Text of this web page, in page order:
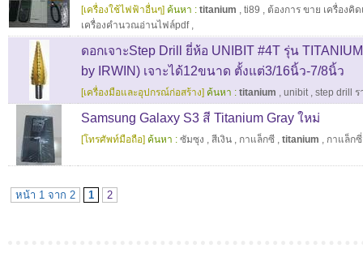
[เครื่องใช้ไฟฟ้าอื่นๆ] ค้นหา : titanium , ti89 , ต้องการ ขาย เครื่องคิ
เครื่องคำนวณอ่านไฟล์pdf,
ดอกเจาะStep Drill ยี่ห้อ UNIBIT #4T รุ่น
by IRWIN) เจาะได้12ขนาด ตั้งแต่3/16นิ้ว-7/8นิ้ว
[เครื่องมือและอุปกรณ์ก่อสร้าง] ค้นหา : titanium , unibit, step drill ร
Samsung Galaxy S3 สี Titanium Gray ใหม่
[โทรศัพท์มือถือ] ค้นหา : ซัมซุง , สีเงิน , กาแล็กซี , titanium , กาแล็กซี่
หน้า 1 จาก 2 1 2